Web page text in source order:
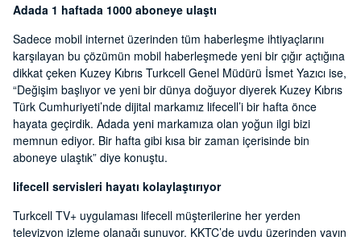
Adada 1 haftada 1000 aboneye ulaştı
Sadece mobil internet üzerinden tüm haberleşme ihtiyaçlarını
karşılayan bu çözümün mobil haberleşmede yeni bir çığır açtığına
dikkat çeken Kuzey Kıbrıs Turkcell Genel Müdürü İsmet Yazıcı ise,
“Değişim başlıyor ve yeni bir dünya doğuyor diyerek Kuzey Kıbrıs
Türk Cumhuriyeti’nde dijital markamız lifecell’i bir hafta önce
hayata geçirdik. Adada yeni markamıza olan yoğun ilgi bizi
memnun ediyor. Bir hafta gibi kısa bir zaman içerisinde bin
aboneye ulaştık” diye konuştu.
lifecell servisleri hayatı kolaylaştırıyor
Turkcell TV+ uygulaması lifecell müşterilerine her yerden
televizyon izleme olanağı sunuyor. KKTC’de uydu üzerinden yayın